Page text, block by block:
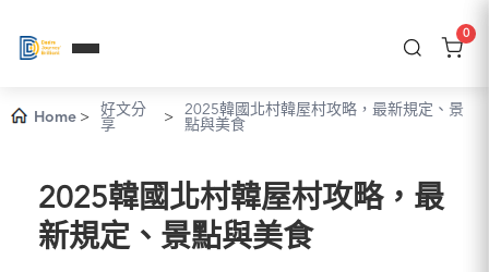
0
Home >
好文分
享
>
2025韓國北村韓屋村攻略，最新規定、景
點與美食
2025韓國北村韓屋村攻略，最
新規定、景點與美食